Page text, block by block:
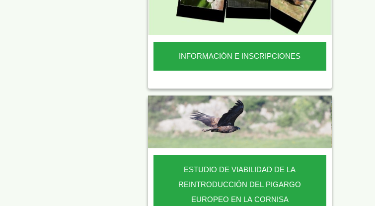
INFORMACIÓN E INSCRIPCIONES
ESTUDIO DE VIABILIDAD DE LA
REINTRODUCCIÓN DEL PIGARGO
EUROPEO EN LA CORNISA